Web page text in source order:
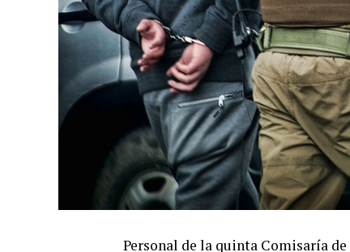
Personal de la quinta Comisaría